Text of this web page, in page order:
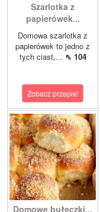
Szarlotka z
papierówek...
Domowa szarlotka z
papierówek to jedno z
tych ciast,... ⇖ 104
Zobacz przepis!
Domowe bułeczki...